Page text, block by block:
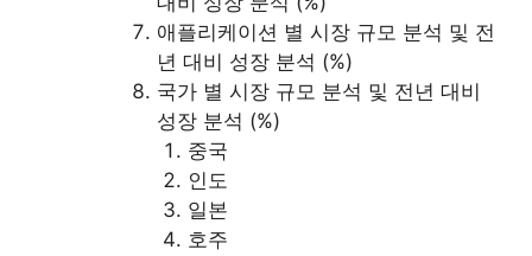
애플리케이션 별 시장 규모 분석 및 전
년 대비 성장 분석 (%)
국가 별 시장 규모 분석 및 전년 대비
성장 분석 (%)
중국
인도
일본
호주